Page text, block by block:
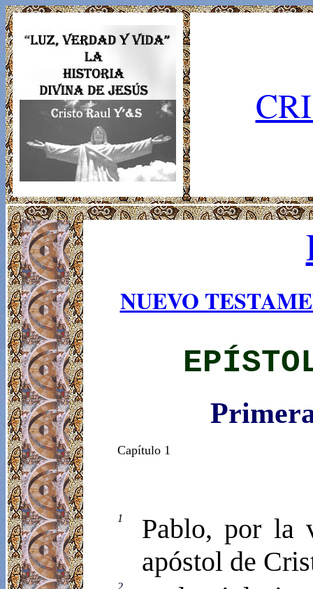
NUEVO
Capítulo 1
1
Pablo, por la
apóstol de
2